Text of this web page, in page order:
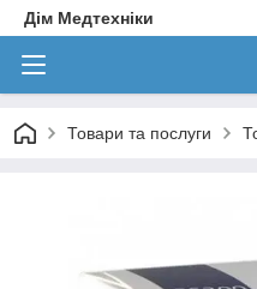
Дім Медтехніки
Товари та послуги